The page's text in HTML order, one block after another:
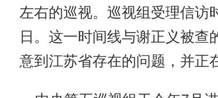
左右的巡视。巡视组受理信访
日。这一时间线与谢正义被查
意到江苏省存在的问题，并正